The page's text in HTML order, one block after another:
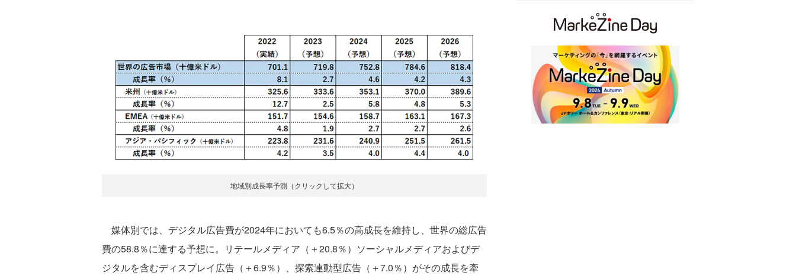
地域別成長率予測（クリックして拡大）
媒体別では、デジタル広告費が2024年においても6.5％の高成長を維持し、世界の総広告
費の58.8％に達する予想に。リテールメディア（＋20.8％）ソーシャルメディアおよびデ
ジタルを含むディスプレイ広告（＋6.9％）、探索連動型広告（＋7.0％）がその成長を牽